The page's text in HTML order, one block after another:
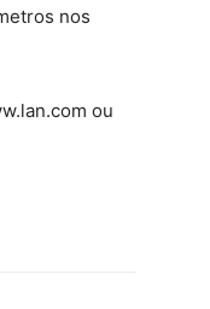
nos
ou